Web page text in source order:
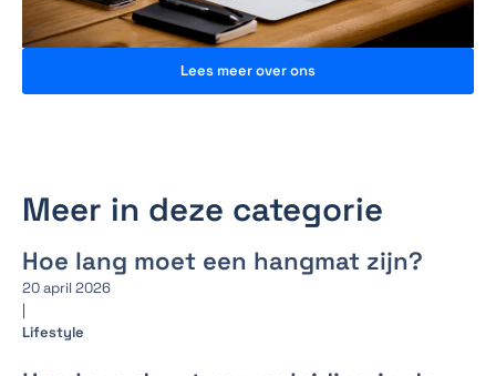
Lees meer over ons
Meer in deze categorie
Hoe lang moet een hangmat zijn?
20 april 2026
|
Lifestyle